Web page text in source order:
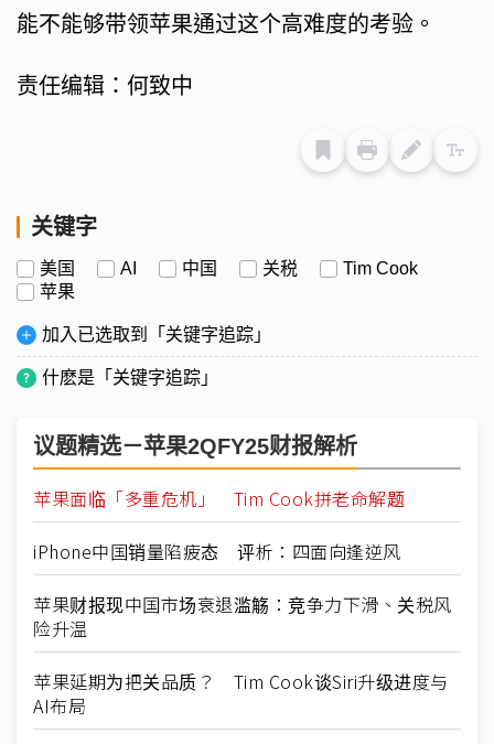
能不能够带领苹果通过这个高难度的考验。
责任编辑：何致中
关键字
美国 AI 中国 关税
Tim Cook
苹果
加入已选取到「关键字追踪」
什麽是「关键字追踪」
议题精选－苹果2QFY25财报解析
苹果面临「多重危机」 Tim Cook拼老命解题
iPhone中国销量陷疲态 评析：四面向逢逆风
苹果财报现中国市场衰退滥觞：竞争力下滑、关税风
险升温
苹果延期为把关品质？ Tim Cook谈Siri升级进度与
AI布局